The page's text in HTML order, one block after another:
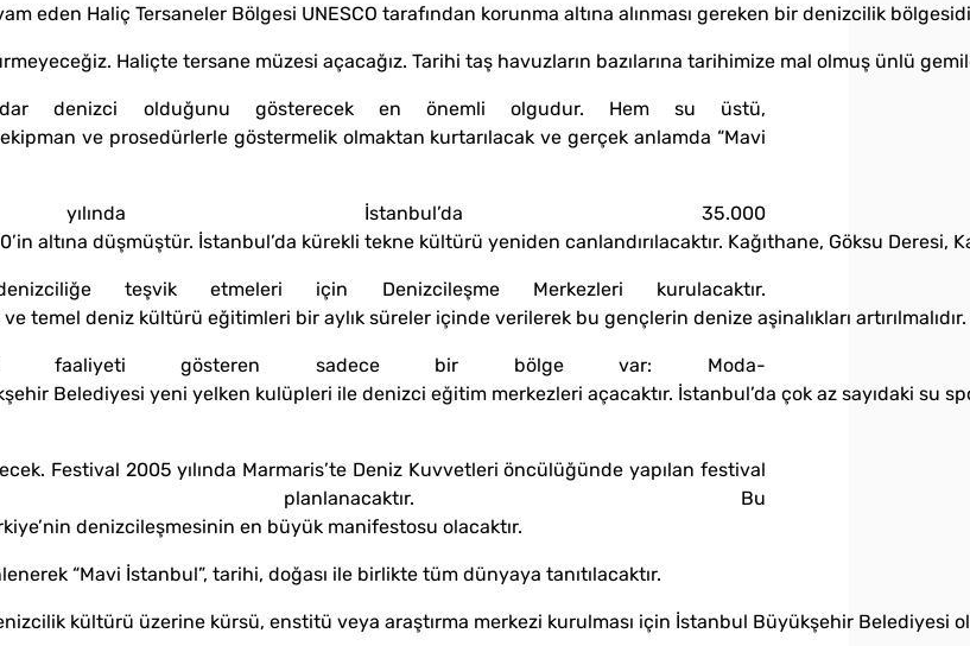
eden Haliç Tersaneler Bölgesi UNESCO tarafından korunma altına alınması gereken bir denizcilik
Haliçte tersane müzesi açacağız. Tarihi taş havuzların bazılarına tarihimize mal olmuş ünlü
denizci olduğunu gösterecek en önemli olgudur. Hem su üstü,
ve prosedürlerle göstermelik olmaktan kurtarılacak ve gerçek anlamda “Mavi
İstanbul’da 35.000
altına düşmüştür. İstanbul’da kürekli tekne kültürü yeniden canlandırılacaktır. Kağıthane, Göksu
teşvik etmeleri için Denizcileşme Merkezleri kurulacaktır.
temel deniz kültürü eğitimleri bir aylık süreler içinde verilerek bu gençlerin denize aşinalıkları artırılmalıdır.
faaliyeti gösteren sadece bir bölge var: Moda-
Belediyesi yeni yelken kulüpleri ile denizci eğitim merkezleri açacaktır. İstanbul’da çok az sayıdaki su
Festival 2005 yılında Marmaris’te Deniz Kuvvetleri öncülüğünde yapılan festival
planlanacaktır. Bu
denizcileşmesinin en büyük manifestosu olacaktır.
“Mavi İstanbul”, tarihi, doğası ile birlikte tüm dünyaya tanıtılacaktır.
kültürü üzerine kürsü, enstitü veya araştırma merkezi kurulması için İstanbul Büyükşehir Belediyesi